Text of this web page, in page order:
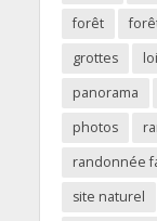
forêt
grottes
panorama
photos
randonnée
site naturel